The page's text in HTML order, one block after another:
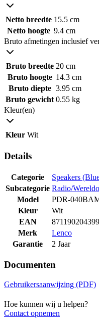
Netto breedte 15.5 cm
Netto hoogte 9.4 cm
Bruto afmetingen inclusief
Bruto breedte 20 cm
Bruto hoogte 14.3 cm
Bruto diepte 3.95 cm
Bruto gewicht 0.55 kg
Kleur(en)
Kleur Wit
Details
Categorie
Speakers
Subcategorie Radio/
Model
PDR-
Kleur
Wit
EAN
Merk
Lenco
Garantie
2 Jaar
Documenten
Gebruikersaanwijzing (PDF)
Hoe kunnen wij u helpen?
Contact opnemen